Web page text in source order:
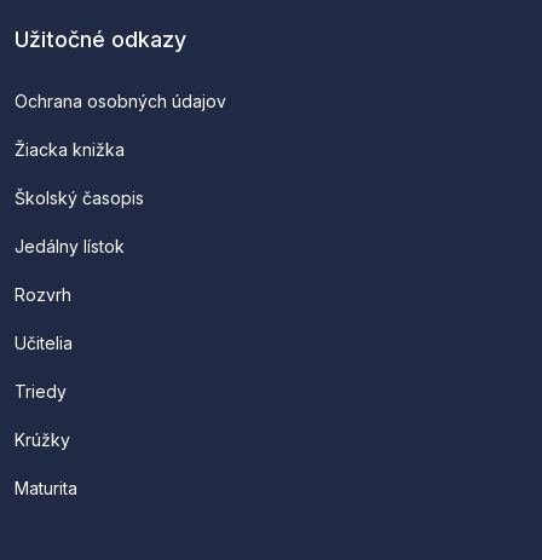
Užitočné odkazy
Ochrana osobných údajov
Žiacka knižka
Školský časopis
Jedálny lístok
Rozvrh
Učitelia
Triedy
Krúžky
Maturita